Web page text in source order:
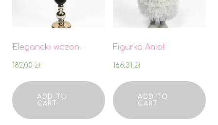
Elegancki wazon
182,00 zł
ADD TO
CART
Figurka Anioł
166,31 zł
ADD TO
CART